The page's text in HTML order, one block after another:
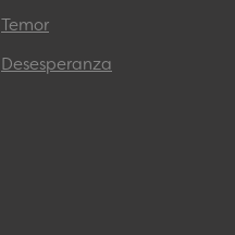
Temor
Desesperanza